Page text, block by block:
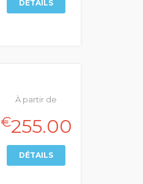
DÉTAILS
À partir de
€255.00
DÉTAILS